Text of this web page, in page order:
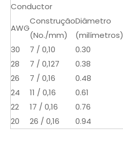
Conductor
AWG
Construção
(No./mm)
Diâmetro
(milímetros)
30
7 / 0,10 0.30
28
7 / 0,127 0.38
26
7 / 0,16 0.48
24
11 / 0,16 0.61
22
17 / 0,16 0.76
20
26 / 0,16 0.94